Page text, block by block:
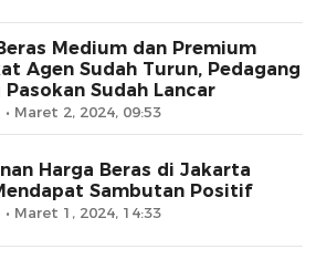
Medium dan Premium
Agen Sudah Turun, Pedagang
Pasokan Sudah Lancar
Maret 2, 2024, 09:53
Harga Beras di Jakarta
Sambutan Positif
Maret 1, 2024, 14:33